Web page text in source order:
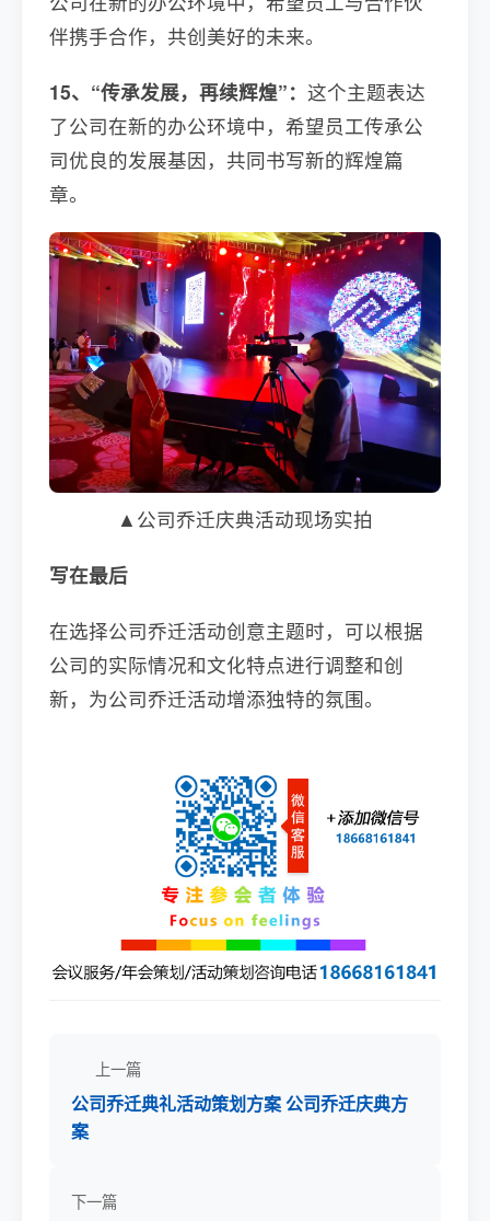
伴携手合作，共创美好的未来。
15、“传承发展，再续辉煌”： 这个主题表达
了公司在新的办公环境中，希望员工传承公
司优良的发展基因，共同书写新的辉煌篇
章。
▲公司乔迁庆典活动现场实拍
写在最后
在选择公司乔迁活动创意主题时，可以根据
公司的实际情况和文化特点进行调整和创
新，为公司乔迁活动增添独特的氛围。
上一篇
公司乔迁典礼活动策划方案 公司乔迁庆典方
案
下一篇